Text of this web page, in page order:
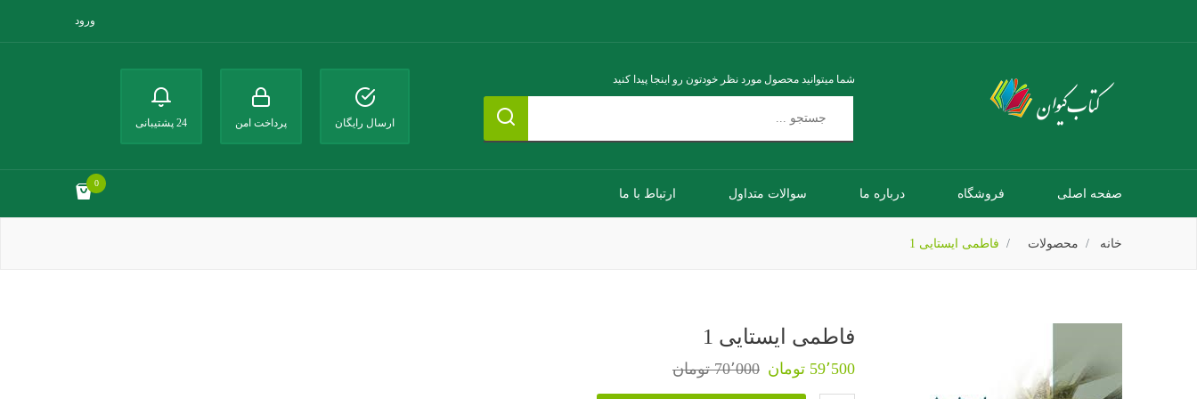
ورود
شما میتوانید محصول مورد نظر خودتون رو اینجا پیدا کنید
ارسال رایگان پرداخت امن 24 پشتیبانی
صفحه اصلی فروشگاه درباره ما سوالات متداول ارتباط با ما
0
خانه محصولات فاطمی ایستایی 1
فاطمی ایستایی 1
59٬500 تومان 70٬000 تومان